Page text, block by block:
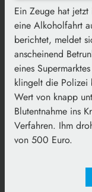
Ein Zeuge hat
eine Alkoholfahrt
berichtet, meldet
anscheinend
eines
klingelt die Polizei
Wert von knapp
Blutentnahme ins
Verfahren. Ihm
von 500 Euro.